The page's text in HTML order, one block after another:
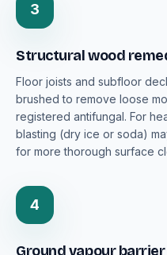
3
Structural wood
Floor joists and subfloor
brushed to remove loose
registered antifungal. For
blasting (dry ice or soda)
for more thorough surface
4
Ground vapour